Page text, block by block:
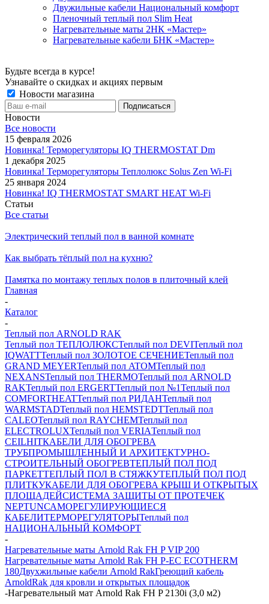
Двужильные кабели Национальный комфорт
Пленочный теплый пол Slim Heat
Нагревательные маты 2НК «Мастер»
Нагревательные кабели БНК «Мастер»
Будьте всегда в курсе!
Узнавайте о скидках и акциях первым
Новости магазина
Новости
Все новости
15 февраля 2026
Новинка! Терморегуляторы IQ THERMOSTAT Dm
1 декабря 2025
Новинка! Терморегуляторы Теплолюкс Solus Zen Wi-Fi
25 января 2024
Новинка! IQ THERMOSTAT SMART HEAT Wi-Fi
Статьи
Все статьи
Электрический теплый пол в ванной комнате
Как выбрать тёплый пол на кухню?
Памятка по монтажу теплых полов в плиточный клей
Главная
-
Каталог
-
Теплый пол ARNOLD RAK
Теплый пол ТЕПЛОЛЮКСТеплый пол DEVIТеплый пол
IQWATTТеплый пол ЗОЛОТОЕ СЕЧЕНИЕТеплый пол
GRAND MEYERТеплый пол ATOMТеплый пол
NEXANSТеплый пол THERMOТеплый пол ARNOLD
RAKТеплый пол ERGERTТеплый пол №1Теплый пол
COMFORTHEATТеплый пол РИДАНТеплый пол
WARMSTADТеплый пол HEMSTEDTТеплый пол
CALEOТеплый пол RAYCHEMТеплый пол
ELECTROLUXТеплый пол VERIAТеплый пол
CEILHITКАБЕЛИ ДЛЯ ОБОГРЕВА
ТРУБПРОМЫШЛЕННЫЙ И АРХИТЕКТУРНО-
СТРОИТЕЛЬНЫЙ ОБОГРЕВТЕПЛЫЙ ПОЛ ПОД
ПАРКЕТТЕПЛЫЙ ПОЛ В СТЯЖКУТЕПЛЫЙ ПОЛ ПОД
ПЛИТКУКАБЕЛИ ДЛЯ ОБОГРЕВА КРЫШ И ОТКРЫТЫХ
ПЛОЩАДЕЙСИСТЕМА ЗАЩИТЫ ОТ ПРОТЕЧЕК
NEPTUNСАМОРЕГУЛИРУЮЩИЕСЯ
КАБЕЛИТЕРМОРЕГУЛЯТОРЫТеплый пол
НАЦИОНАЛЬНЫЙ КОМФОРТ
-
Нагревательные маты Arnold Rak FH P VIP 200
Нагревательные маты Arnold Rak FH P-EC ECOTHERM
180Двухжильные кабели Arnold RakГреющий кабель
ArnoldRak для кровли и открытых площадок
-Нагревательный мат Arnold Rak FH P 2130i (3,0 м2)